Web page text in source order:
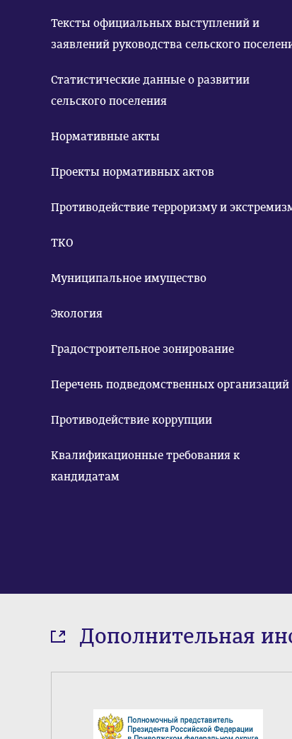
Тексты официальных выступлений и
заявлений руководства сельского
Статистические данные о развитии
сельского поселения
Нормативные акты
Проекты нормативных актов
Противодействие терроризму и
ТКО
Муниципальное имущество
Экология
Градостроительное зонирование
Перечень подведомственных организаций
Противодействие коррупции
Квалификационные требования к
кандидатам
Дополнительная